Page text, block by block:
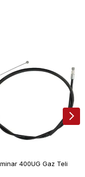
400UG Gaz Teli